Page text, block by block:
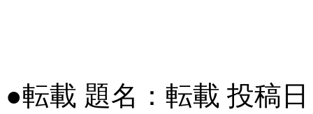
●転載 題名：転載 投稿